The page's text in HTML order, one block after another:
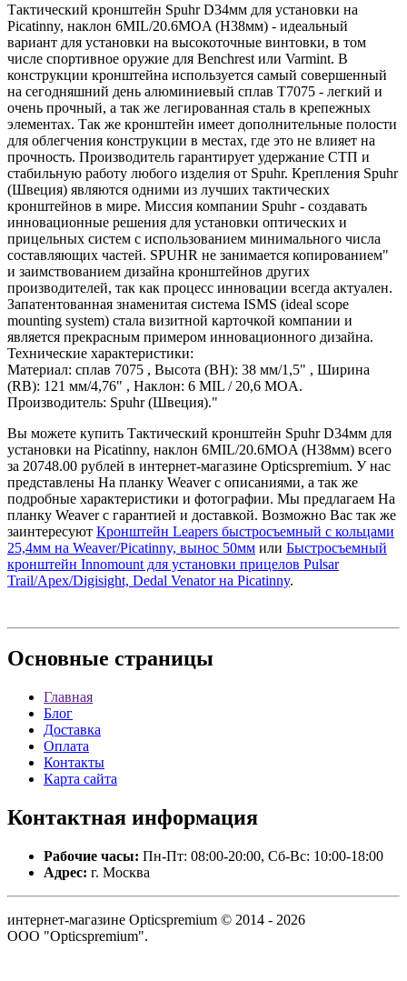
Тактический кронштейн Spuhr D34мм для установки на
Picatinny, наклон 6MIL/20.6MOA (H38мм) - идеальный
вариант для установки на высокоточные винтовки, в том
числе спортивное оружие для Benchrest или Varmint. В
конструкции кронштейна используется самый совершенный
на сегодняшний день алюминиевый сплав T7075 - легкий и
очень прочный, а так же легированная сталь в крепежных
элементах. Так же кронштейн имеет дополнительные полости
для облегчения конструкции в местах, где это не влияет на
прочность. Производитель гарантирует удержание СТП и
стабильную работу любого изделия от Spuhr. Крепления Spuhr
(Швеция) являются одними из лучших тактических
кронштейнов в мире. Миссия компании Spuhr - создавать
инновационные решения для установки оптических и
прицельных систем с использованием минимального числа
составляющих частей. SPUHR не занимается копированием"
и заимствованием дизайна кронштейнов других
производителей, так как процесс инновации всегда актуален.
Запатентованная знаменитая система ISMS (ideal scope
mounting system) стала визитной карточкой компании и
является прекрасным примером инновационного дизайна.
Технические характеристики:
Материал: сплав 7075 , Высота (BH): 38 мм/1,5" , Ширина
(RB): 121 мм/4,76" , Наклон: 6 MIL / 20,6 MOA.
Производитель: Spuhr (Швеция)."
Вы можете купить Тактический кронштейн Spuhr D34мм для
установки на Picatinny, наклон 6MIL/20.6MOA (H38мм) всего
за 20748.00 рублей в интернет-магазине Opticspremium. У нас
представлены На планку Weaver с описаниями, а так же
подробные характеристики и фотографии. Мы предлагаем На
планку Weaver с гарантией и доставкой. Возможно Вас так же
заинтересуют Кронштейн Leapers быстросъемный с кольцами
25,4мм на Weaver/Picatinny, вынос 50мм или Быстросъемный
кронштейн Innomount для установки прицелов Pulsar
Trail/Apex/Digisight, Dedal Venator на Picatinny.
Основные страницы
Главная
Блог
Доставка
Оплата
Контакты
Карта сайта
Контактная информация
Рабочие часы: Пн-Пт: 08:00-20:00, Сб-Вс: 10:00-18:00
Адрес: г. Москва
интернет-магазине Opticspremium © 2014 - 2026
ООО "Opticspremium".